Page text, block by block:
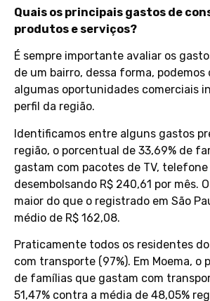
Quais os principais gastos de
produtos e serviços?
É sempre importante avaliar os
de um bairro, dessa forma, podemos
algumas oportunidades comerciais
perfil da região.
Identificamos entre alguns gastos
região, o porcentual de 33,69% de
gastam com pacotes de TV,
desembolsando R$ 240,61 por mês.
maior do que o registrado em São
médio de R$ 162,08.
Praticamente todos os residentes
com transporte (97%). Em Moema, o
de famílias que gastam com
51,47% contra a média de 48,05%